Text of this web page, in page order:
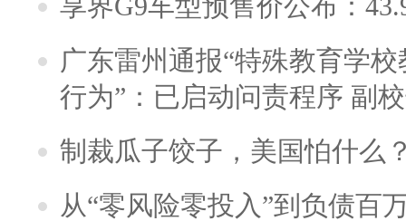
广东雷州通报“特殊教育学
行为”：已启动问责程序 副
制裁瓜子饺子，美国怕什么
从“零风险零投入”到负债百